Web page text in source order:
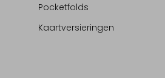
Pocketfolds
Kaartversieringen